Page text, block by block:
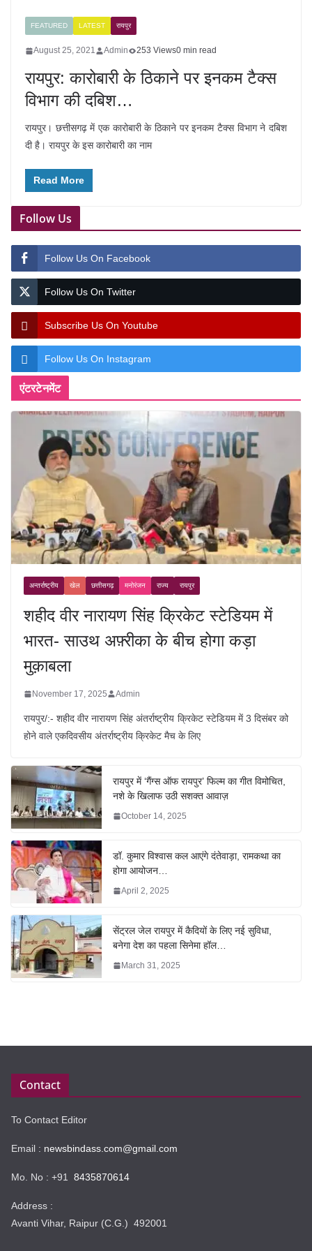
FEATURED LATEST रायपुर
August 25, 2021 Admin 253 Views0 min read
रायपुर: कारोबारी के ठिकाने पर इनकम टैक्स
विभाग की दबिश…
रायपुर। छत्तीसगढ़ में एक कारोबारी के ठिकाने पर इनकम टैक्स विभाग ने दबिश
दी है। रायपुर के इस कारोबारी का नाम
Read More
Follow Us
Follow Us On Facebook
Follow Us On Twitter
Subscribe Us On Youtube
Follow Us On Instagram
एंटरटेनमेंट
अन्तर्राष्ट्रीय खेल छत्तीसगढ़ मनोरंजन राज्य रायपुर
शहीद वीर नारायण सिंह क्रिकेट स्टेडियम में
भारत- साउथ अफ़्रीका के बीच होगा कड़ा
मुक़ाबला
November 17, 2025 Admin
रायपुर/:- शहीद वीर नारायण सिंह अंतर्राष्ट्रीय क्रिकेट स्टेडियम में 3 दिसंबर को
होने वाले एकदिवसीय अंतर्राष्ट्रीय क्रिकेट मैच के लिए
रायपुर में ‘गैंग्स ऑफ रायपुर’ फिल्म का गीत विमोचित,
नशे के खिलाफ उठी सशक्त आवाज़
October 14, 2025
डॉ. कुमार विश्वास कल आएंगे दंतेवाड़ा, रामकथा का
होगा आयोजन…
April 2, 2025
सेंट्रल जेल रायपुर में कैदियों के लिए नई सुविधा,
बनेगा देश का पहला सिनेमा हॉल…
March 31, 2025
Contact
To Contact Editor
Email : newsbindass.com@gmail.com
Mo. No : +91 8435870614
Address :
Avanti Vihar, Raipur (C.G.) 492001